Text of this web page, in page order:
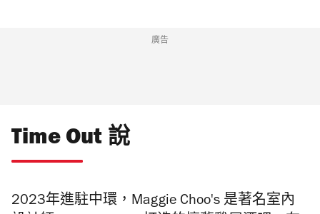
廣告
Time Out 說
2023年進駐中環，Maggie Choo's 是著名室內